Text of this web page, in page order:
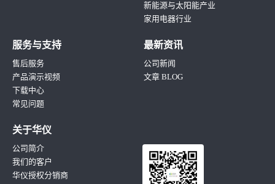
新能源与太阳能产业
家用电器行业
服务与支持
售后服务
产品演示视频
下载中心
常见问题
最新资讯
公司新闻
文章 BLOG
关于华仪
公司简介
我们的客户
华仪授权分销商